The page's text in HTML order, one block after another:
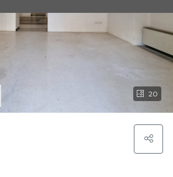
20